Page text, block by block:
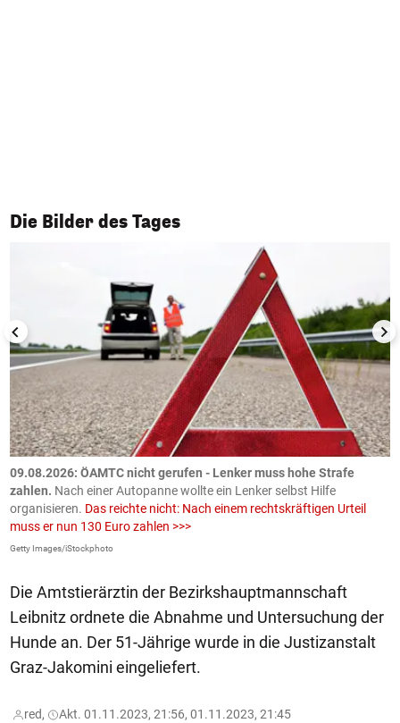
Die Bilder des Tages
1/50
09.08.2026: ÖAMTC nicht gerufen - Lenker muss hohe Strafe
zahlen. Nach einer Autopanne wollte ein Lenker selbst Hilfe
organisieren. Das reichte nicht: Nach einem rechtskräftigen Urteil
muss er nun 130 Euro zahlen >>>
Getty Images/iStockphoto
Die Amtstierärztin der Bezirkshauptmannschaft
Leibnitz ordnete die Abnahme und Untersuchung der
Hunde an. Der 51-Jährige wurde in die Justizanstalt
Graz-Jakomini eingeliefert.
red, Akt. 01.11.2023, 21:56, 01.11.2023, 21:45